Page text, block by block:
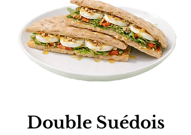
Double Suédois